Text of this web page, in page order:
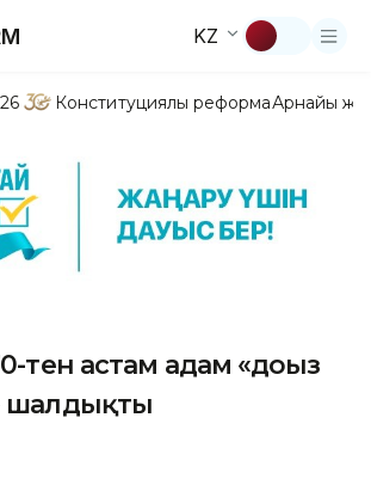
KZ
Конституциялық реформаАрнайы
тен астам адам «доңыз
шалдықты